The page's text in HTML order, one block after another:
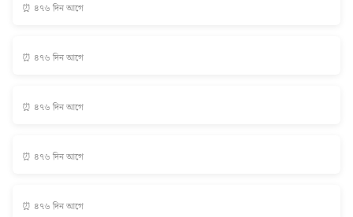
⏰ ৪৭৬ দিন আগে
⏰ ৪৭৬ দিন আগে
⏰ ৪৭৬ দিন আগে
⏰ ৪৭৬ দিন আগে
⏰ ৪৭৬ দিন আগে